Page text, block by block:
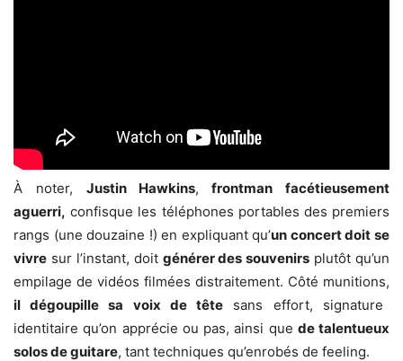
À noter, Justin Hawkins, frontman facétieusement
aguerri, confisque les téléphones portables des premiers
rangs (une douzaine !) en expliquant qu’un concert doit se
vivre sur l’instant, doit générer des souvenirs plutôt qu’un
empilage de vidéos filmées distraitement. Côté munitions,
il dégoupille sa voix de tête sans effort, signature
identitaire qu’on apprécie ou pas, ainsi que de talentueux
solos de guitare, tant techniques qu’enrobés de feeling.